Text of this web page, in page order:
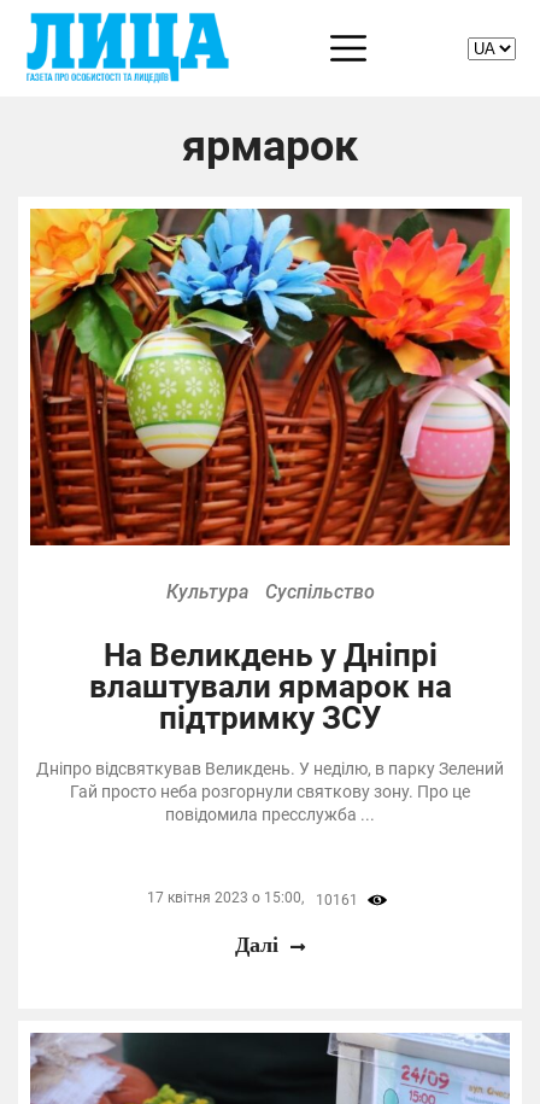
ярмарок
Культура Суспільство
На Великдень у Дніпрі
влаштували ярмарок на
підтримку ЗСУ
Дніпро відсвяткував Великдень. У неділю, в парку Зелений
Гай просто неба розгорнули святкову зону. Про це
повідомила пресслужба ...
17 квітня 2023 о 15:00, 10161
Далі